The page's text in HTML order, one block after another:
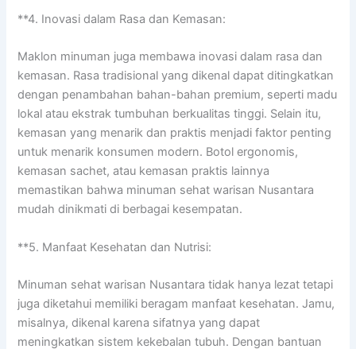
**4. Inovasi dalam Rasa dan Kemasan:
Maklon minuman juga membawa inovasi dalam rasa dan
kemasan. Rasa tradisional yang dikenal dapat ditingkatkan
dengan penambahan bahan-bahan premium, seperti madu
lokal atau ekstrak tumbuhan berkualitas tinggi. Selain itu,
kemasan yang menarik dan praktis menjadi faktor penting
untuk menarik konsumen modern. Botol ergonomis,
kemasan sachet, atau kemasan praktis lainnya
memastikan bahwa minuman sehat warisan Nusantara
mudah dinikmati di berbagai kesempatan.
**5. Manfaat Kesehatan dan Nutrisi:
Minuman sehat warisan Nusantara tidak hanya lezat tetapi
juga diketahui memiliki beragam manfaat kesehatan. Jamu,
misalnya, dikenal karena sifatnya yang dapat
meningkatkan sistem kekebalan tubuh. Dengan bantuan